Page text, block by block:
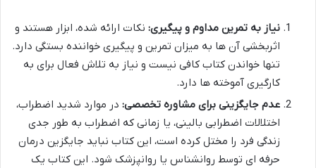
نیاز به تمرین مداوم و پیگیری: نکات ارائه شده، ابزار هستند و
اثربخشی آن ها به میزان تمرین و پیگیری خواننده بستگی دارد.
تنها خواندن کتاب کافی نیست و نیاز به تلاش فعال برای به
کارگیری آموخته ها دارد.
عدم جایگزینی برای مشاوره تخصصی: در موارد شدید اضطراب،
اختلالات اضطرابی بالینی، یا زمانی که اضطراب به طور جدی
زندگی فرد را مختل کرده است، این کتاب نباید جایگزین درمان
حرفه ای توسط روانشناس یا روانپزشک شود. این کتاب یک